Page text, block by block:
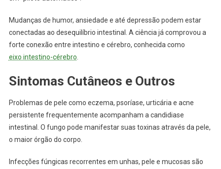
Mudanças de humor, ansiedade e até depressão podem estar
conectadas ao desequilíbrio intestinal. A ciência já comprovou a
forte conexão entre intestino e cérebro, conhecida como
eixo intestino-cérebro
Sintomas Cutâneos e Outros
Problemas de pele como eczema, psoríase, urticária e acne
persistente frequentemente acompanham a candidiase
intestinal. O fungo pode manifestar suas toxinas através da pele,
o maior órgão do corpo.
Infecções fúngicas recorrentes em unhas, pele e mucosas são